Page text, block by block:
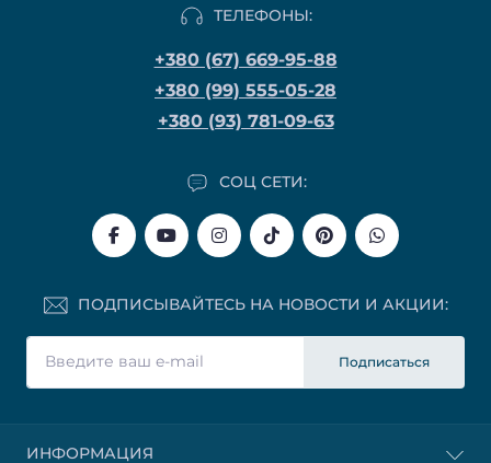
ТЕЛЕФОНЫ:
+380 (67) 669-95-88
+380 (99) 555-05-28
+380 (93) 781-09-63
СОЦ СЕТИ:
ПОДПИСЫВАЙТЕСЬ НА НОВОСТИ И АКЦИИ:
Подписаться
ИНФОРМАЦИЯ